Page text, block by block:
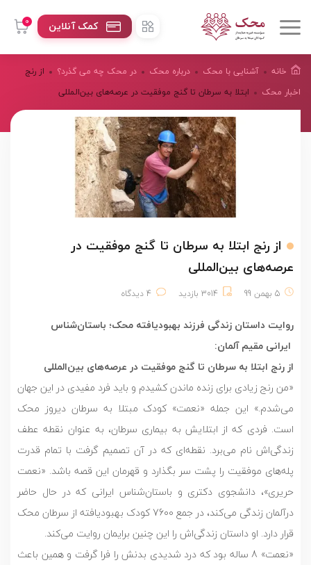
0 کمک آنلاین
خانه آشنایی با محک درباره محک
در محک چه می گذرد؟
اخبار محک
از رنج
ابتلا به سرطان تا گنج موفقیت در عرصه‌های بین‌المللی
از رنج ابتلا به سرطان تا گنج موفقیت در
عرصه‌های بین‌المللی
5 بهمن 99 3014 بازدید 4 دیدگاه
روایت داستان زندگی فرزند بهبودیافته محک؛ باستان‌شناس
ایرانی مقیم آلمان:
از رنج ابتلا به سرطان تا گنج موفقیت در عرصه‌های بین‌المللی
«من رنج زیادی برای زنده ماندن کشیدم و باید فرد مفیدی در این جهان
می‌شدم.» این جمله «نعمت» کودک مبتلا به سرطان دیروز محک
است. فردی که از ابتلایش به بیماری سرطان، به عنوان نقطه عطف
زندگی‌اش نام می‌برد. نقطه‌ای که در آن تصمیم گرفت با تمام قدرت
پله‌های موفقیت را پشت سر بگذارد و قهرمان این قصه باشد. «نعمت
حریری»، دانشجوی دکتری و باستان‌شناس ایرانی که در حال حاضر
درآلمان زندگی می‌کند، در جمع 7600 کودک بهبودیافته‌ از سرطان محک
قرار دارد. او داستان زندگی‌اش را این چنین برایمان روایت می‌کند.
«نعمت» 8 ساله بود که درد شدیدی بدنش را فرا گرفت و همین باعث